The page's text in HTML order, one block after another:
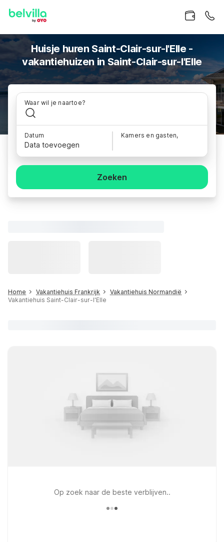
Huisje huren Saint-Clair-sur-l'Elle -
vakantiehuizen in Saint-Clair-sur-l'Elle
Waar wil je naartoe?
Datum
Data toevoegen
Kamers en gasten,
Zoeken
Home Vakantiehuis Frankrijk
Vakantiehuis Normandië
Vakantiehuis Saint-Clair-sur-l'Elle
Op zoek naar de beste verblijven..